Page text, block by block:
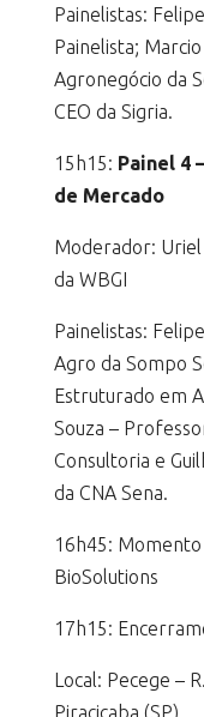
Painelistas:
Painelista;
Agronegócio da
CEO da Sigria.
15h15: Painel 4
de Mercado
Moderador:
da WBGI
Painelistas:
Agro da Sompo
Estruturado em
Souza –
Consultoria e
da CNA Sena.
16h45: Momento
BioSolutions
17h15:
Local: Pecege –
Piracicaba (SP)